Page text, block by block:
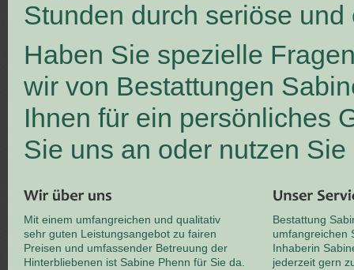
Stunden durch seriöse
Haben Sie spezielle
wir von Bestattungen
Ihnen für ein persönliches
Sie uns an oder nutzen
Mit einem umfangreichen und qualitativ
sehr guten Leistungsangebot zu fairen
Preisen und umfassender Betreuung der
Hinterbliebenen ist Sabine Phenn für Sie da.
Bestattung
umfangreichen
Inhaberin
jederzeit gern